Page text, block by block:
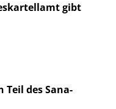
gibt
des Sana-